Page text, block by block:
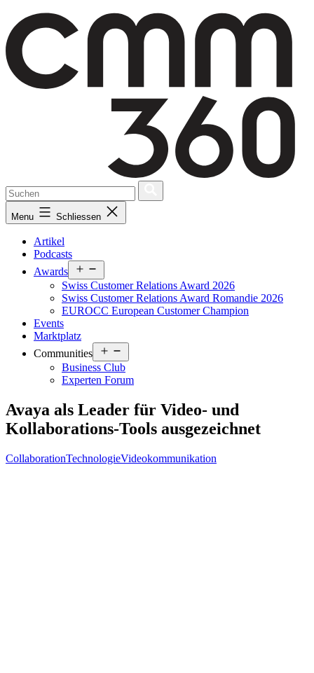
content
Menu Schliessen
Artikel
Podcasts
Awards
menu
Swiss Customer Relations Award 2026
Swiss Customer Relations Award Romandie 2026
EUROCC European Customer Champion
Events
Marktplatz
Communities
menu
Business Club
Experten Forum
Avaya als Leader für Video- und
Kollaborations-Tools ausgezeichnet
CollaborationTechnologieVideokommunikation